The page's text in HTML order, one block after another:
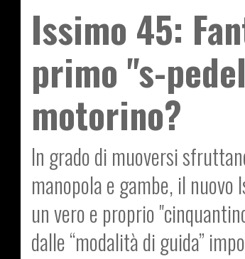
Issimo 45:
primo "s-
motorino?
In grado di muoversi
manopola e gambe, il
un vero e proprio
dalle “modalità di guida”